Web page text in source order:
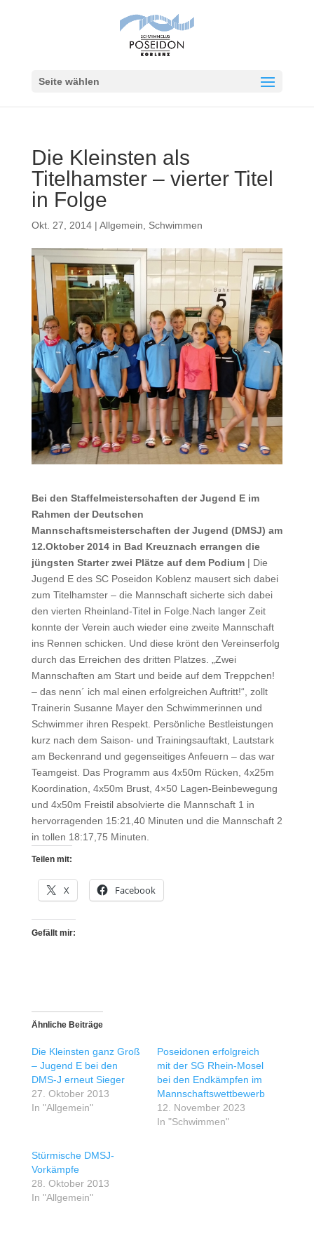
Seite wählen
Die Kleinsten als
Titelhamster – vierter Titel
in Folge
Okt. 27, 2014| Allgemein Schwimmen
Bei den Staffelmeisterschaften der Jugend E im
Rahmen der Deutschen
Mannschaftsmeisterschaften der Jugend (DMSJ) am
12.Oktober 2014 in Bad Kreuznach errangen die
jüngsten Starter zwei Plätze auf dem Podium| Die
Jugend E des SC Poseidon Koblenz mausert sich dabei
zum Titelhamster – die Mannschaft sicherte sich dabei
den vierten Rheinland-Titel in Folge.Nach langer Zeit
konnte der Verein auch wieder eine zweite Mannschaft
ins Rennen schicken. Und diese krönt den Vereinserfolg
durch das Erreichen des dritten Platzes. „Zwei
Mannschaften am Start und beide auf dem Treppchen!
– das nenn´ ich mal einen erfolgreichen Auftritt!“, zollt
Trainerin Susanne Mayer den Schwimmerinnen und
Schwimmer ihren Respekt. Persönliche Bestleistungen
kurz nach dem Saison- und Trainingsauftakt, Lautstark
am Beckenrand und gegenseitiges Anfeuern – das war
Teamgeist. Das Programm aus 4x50m Rücken, 4x25m
Koordination, 4x50m Brust, 4×50 Lagen-Beinbewegung
und 4x50m Freistil absolvierte die Mannschaft 1 in
hervorragenden 15:21,40 Minuten und die Mannschaft 2
in tollen 18:17,75 Minuten.
Teilen mit:
X Facebook
Gefällt mir:
Ähnliche Beiträge
Die Kleinsten ganz Groß
– Jugend E bei den
DMS-J erneut Sieger
27. Oktober 2013
In "Allgemein"
Poseidonen erfolgreich
mit der SG Rhein-Mosel
bei den Endkämpfen im
Mannschaftswettbewerb
12. November 2023
In "Schwimmen"
Stürmische DMSJ-
Vorkämpfe
28. Oktober 2013
In "Allgemein"